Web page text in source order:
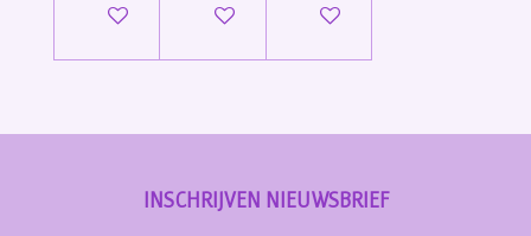
In winkelwagenIn winkelwagenIn winkelwagen
INSCHRIJVEN NIEUWSBRIEF